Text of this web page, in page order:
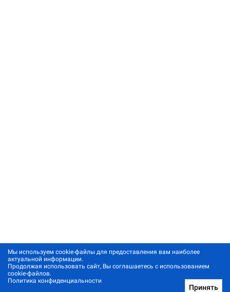
Мы используем cookie-файлы для предоставления вам наиболее
актуальной информации.
Продолжая использовать сайт, Вы соглашаетесь с использованием
cookie-файлов.
Политика конфиденциальности
Принять